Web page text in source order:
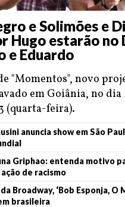
e Solimões e
Hugo estarão no
e Eduardo
"Momentos", novo
em Goiânia, no dia
(quarta-feira).
anuncia show em São
Griphao: entenda motivo
de racismo
Broadway, ‘Bob Esponja, O
brasileira